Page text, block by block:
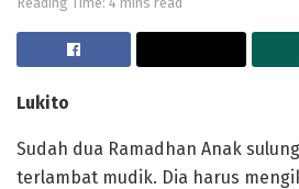
Lukito
Sudah dua Ramadhan Anak
terlambat mudik. Dia harus